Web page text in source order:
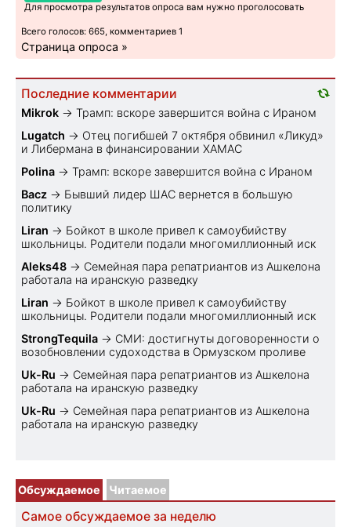
Для просмотра результатов опроса вам нужно проголосовать
Всего голосов: 665, комментариев 1
Страница опроса »
Последние комментарии
Mikrok → Трамп: вскоре завершится война с Ираном
Lugatch → Отец погибшей 7 октября обвинил «Ликуд»
и Либермана в финансировании ХАМАС
Polina → Трамп: вскоре завершится война с Ираном
Bacz → Бывший лидер ШАС вернется в большую
политику
Liran → Бойкот в школе привел к самоубийству
школьницы. Родители подали многомиллионный иск
Aleks48 → Семейная пара репатриантов из Ашкелона
работала на иранскую разведку
Liran → Бойкот в школе привел к самоубийству
школьницы. Родители подали многомиллионный иск
StrongTequila → СМИ: достигнуты договоренности о
возобновлении судоходства в Ормузском проливе
Uk-Ru → Семейная пара репатриантов из Ашкелона
работала на иранскую разведку
Uk-Ru → Семейная пара репатриантов из Ашкелона
работала на иранскую разведку
Обсуждаемое Читаемое
Самое обсуждаемое за неделю